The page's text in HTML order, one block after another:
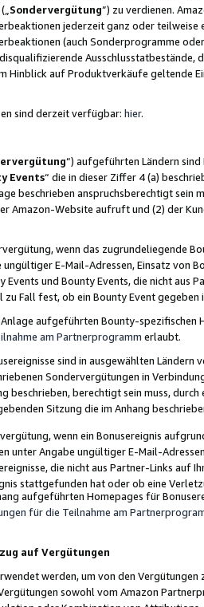
Sondervergütung”) zu verdienen.
jederzeit ganz oder
(auch Sonderprogramme
Ausschlusstatbestände,
Hinblick auf Produktverkäufe geltende
sind derzeit verfügbar: hier.
“) aufgeführten Ländern
Events“ die in dieser Ziffer 4 (a)
beschrieben anspruchsberechtigt sein
Amazon-Website aufruft und (2) der
wenn das zugrundeliegende
E-Mail-Adressen, Einsatz von
Events und Bounty Events, die nicht
zu Fall fest, ob ein Bounty Event
aufgeführten Bounty-spezifischen
am Partnerprogramm erlaubt.
sind in ausgewählten Ländern
Sondervergütungen in
beschrieben, berechtigt sein muss,
Sitzung die im Anhang
wenn ein Bonusereignis
unter Angabe ungültiger E-Mail-
die nicht aus Partner-Links auf
stattgefunden hat oder ob eine
aufgeführten Homepages für
für die Teilnahme am
auf Vergütungen
werden, um von den
sowohl vom Amazon